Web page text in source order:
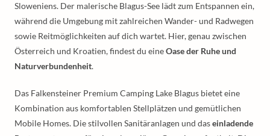
Sloweniens. Der malerische Blagus-See lädt zum Entspannen ein,
während die Umgebung mit zahlreichen Wander- und Radwegen
sowie Reitmöglichkeiten auf dich wartet. Hier, genau zwischen
Österreich und Kroatien, findest du eineOase der Ruhe und
Naturverbundenheit.
Das Falkensteiner Premium Camping Lake Blagus bietet eine
Kombination aus komfortablen Stellplätzen und gemütlichen
Mobile Homes. Die stilvollen Sanitäranlagen und daseinladende